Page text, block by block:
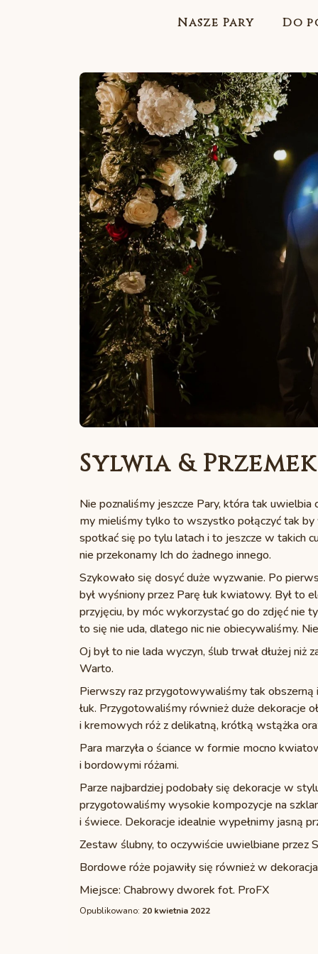
Nasze Pary Do
Sylwia &
Nie poznaliśmy jeszcze Pary, która tak
my mieliśmy tylko to wszystko połączyć tak
spotkać się po tylu latach i to jeszcze w takich
nie przekonamy Ich do żadnego innego.
Szykowało się dosyć duże wyzwanie. Po
był wyśniony przez Parę łuk kwiatowy. Był to
przyjęciu, by móc wykorzystać go do zdjęć nie
to się nie uda, dlatego nic nie obiecywaliśmy.
Oj był to nie lada wyczyn, ślub trwał dłużej niż
Warto.
Pierwszy raz przygotowywaliśmy tak obszerną
łuk. Przygotowaliśmy również duże dekoracje
i kremowych róż z delikatną, krótką wstążka
Para marzyła o ściance w formie mocno
i bordowymi różami.
Parze najbardziej podobały się dekoracje w
przygotowaliśmy wysokie kompozycje na
i świece. Dekoracje idealnie wypełnimy jasną
Zestaw ślubny, to oczywiście uwielbiane przez
Bordowe róże pojawiły się również w
Miejsce: Chabrowy dworek fot. ProFX
Opublikowano: 20 kwietnia 2022